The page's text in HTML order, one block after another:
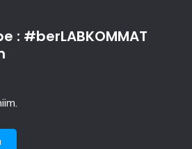
: #berLABKOMMAT